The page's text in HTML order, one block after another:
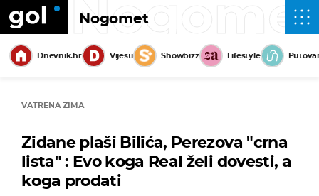
Nogomet
Dnevnik.hr Vijesti Showbizz Lifestyle
VATRENA ZIMA
Zidane plaši Bilića, Perezova "crna
lista" : Evo koga Real želi dovesti, a
koga prodati